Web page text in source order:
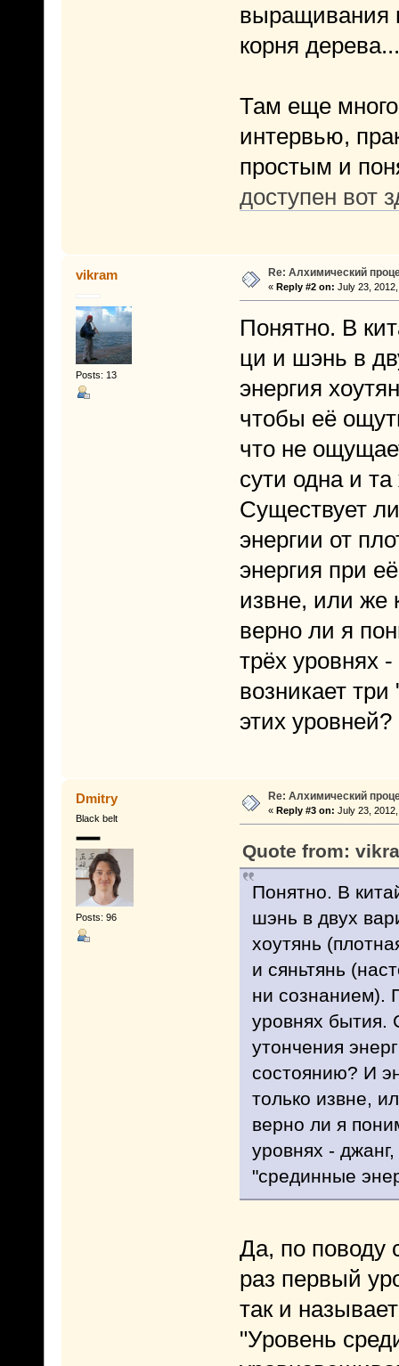
выращивания
корня
Там еще
интервью,
простым и
доступен вот
vikram
Posts: 13
Re: Алхимический
« Reply #2 on: July 23,
Понятно. В
ци и шэнь в
энергия
чтобы её
что не
сути одна и
Существует
энергии от
энергия при
извне, или же
верно ли я
трёх уровнях
возникает
этих уровней?
Dmitry
Black belt
Posts: 96
Re: Алхимический
« Reply #3 on: July 23,
Quote from:
Понятно. В
шэнь в двух
хоутянь
и сяньтянь
ни сознанием).
уровнях бытия.
утончения
состоянию? И
только извне,
верно ли я
уровнях -
"срединные
Да, по поводу
раз первый
так и
"Уровень